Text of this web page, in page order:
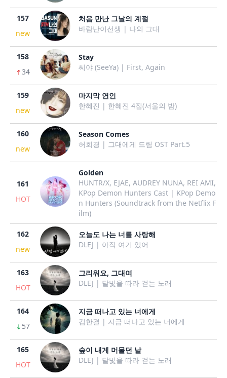
157
new
처음 만난 그날의 계절
바람난이선생 | 나의 그대
158
34
Stay
씨야 (SeeYa) | First, Again
159
new
마지막 연인
한혜진 | 한혜진 4집(서울의 밤)
160
new
Season Comes
허회경 | 그대에게 드림 OST Part.5
161
HOT
Golden
HUNTR/X, EJAE, AUDREY NUNA, REI AMI,
KPop Demon Hunters Cast | KPop Demo
n Hunters (Soundtrack from the Netflix F
ilm)
162
new
오늘도 나는 너를 사랑해
DLEJ | 아직 여기 있어
163
HOT
그리워요, 그대여
DLEJ | 달빛을 따라 걷는 노래
164
57
지금 떠나고 있는 너에게
김한결 | 지금 떠나고 있는 너에게
165
HOT
숲이 내게 머물던 날
DLEJ | 달빛을 따라 걷는 노래